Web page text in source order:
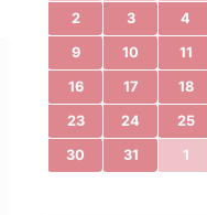
2 3 4
9 10 11
16 17 18
23 24 25
30 31 1